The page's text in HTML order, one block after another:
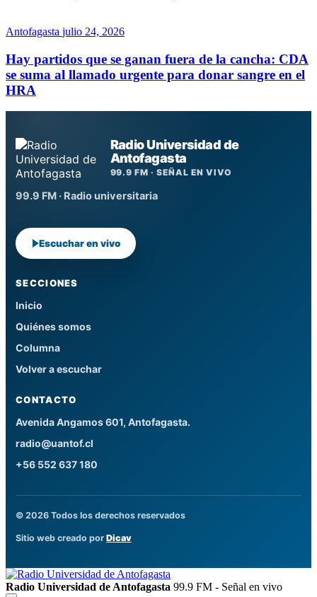
Antofagasta julio 24, 2026
Hay partidos que se ganan fuera de la cancha: CDA
se suma al llamado urgente para donar sangre en el
HRA
Radio Universidad de
Antofagasta
99.9 FM · SEÑAL EN VIVO
99.9 FM · Radio universitaria
Escuchar en vivo
SECCIONES
Inicio
Quiénes somos
Columna
Volver a escuchar
CONTACTO
Avenida Angamos 601, Antofagasta.
radio@uantof.cl
+56 552 637 180
© 2026 Todos los derechos reservados
Sitio web creado por Dicav
Radio Universidad de Antofagasta 99.9 FM - Señal en vivo